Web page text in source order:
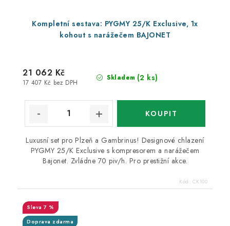
Kompletní sestava: PYGMY 25/K Exclusive, 1x
kohout s narážečem BAJONET
Skladem (2 ks)
17 407 Kč bez DPH
21 062 Kč
Luxusní set pro Plzeň a Gambrinus! Designové chlazení
PYGMY 25/K Exclusive s kompresorem a narážečem
Bajonet. Zvládne 70 piv/h. Pro prestižní akce.
Kód: CK100
7 %
Doprava zdarma